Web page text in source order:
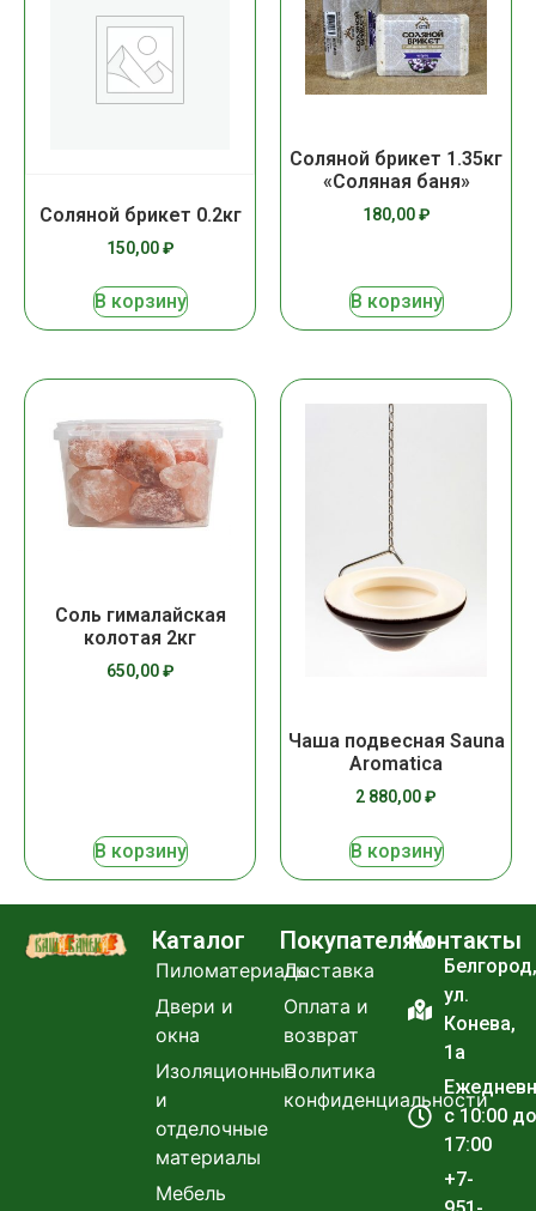
Соляной брикет 0.2кг
150,00₽
В корзину
Соляной брикет 1.35кг
«Соляная баня»
180,00₽
В корзину
Соль гималайская
колотая 2кг
650,00₽
В корзину
Чаша подвесная Sauna
Aromatica
2 880,00₽
В корзину
Каталог
Пиломатериалы
Двери и
окна
Изоляционные
и
отделочные
материалы
Мебель
Покупателям
Доставка
Оплата и
возврат
Политика
конфиденциальности
Контакты
Белгород,
ул.
Конева,
1а
с 10:00 до
17:00
+7-